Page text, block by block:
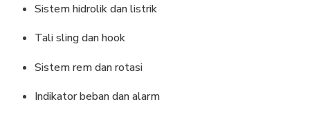
Sistem hidrolik dan listrik
Tali sling dan hook
Sistem rem dan rotasi
Indikator beban dan alarm